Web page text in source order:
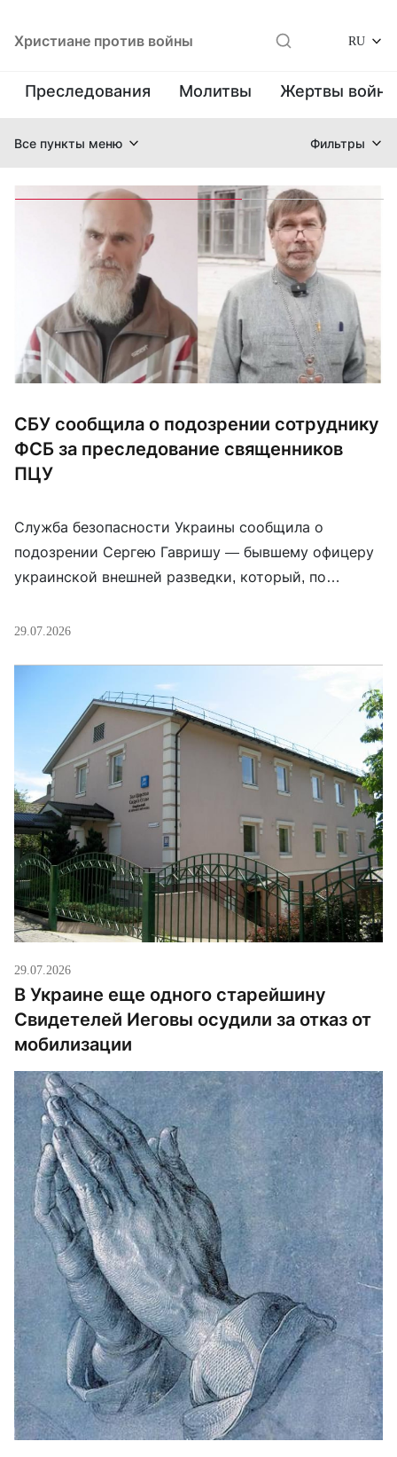
Христиане против войны RU
Преследования Молитвы Жертвы
Все пункты меню Фильтры
СБУ сообщила о подозрении сотруднику
ФСБ за преследование священников
ПЦУ
Служба безопасности Украины сообщила о
подозрении Сергею Гавришу — бывшему офицеру
украинской внешней разведки, который, по
«ДНР», а после начала полномасштабного
Следствие утверждает, что в 2023 году Гавриш
систематически преследовал священников
Православной церкви Украины на […]
29.07.2026
29.07.2026
В Украине еще одного старейшину
Свидетелей Иеговы осудили за отказ от
мобилизации